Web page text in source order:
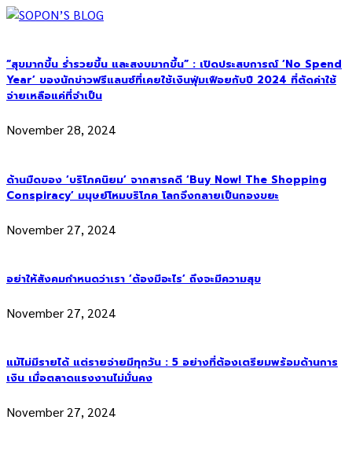
“สุขมากขึ้น ร่ำรวยขึ้น และสงบมากขึ้น” : เปิดประสบการณ์ ‘No Spend
Year’ ของนักข่าวฟรีแลนซ์ที่เคยใช้เงินฟุ่มเฟือยกับปี 2024 ที่ตัดค่าใช้
จ่ายเหลือแค่ที่จำเป็น
November 28, 2024
ด้านมืดของ ‘บริโภคนิยม’ จากสารคดี ‘Buy Now! The Shopping
Conspiracy’ มนุษย์โหมบริโภค โลกจึงกลายเป็นกองขยะ
November 27, 2024
อย่าให้สังคมกำหนดว่าเรา ‘ต้องมีอะไร’ ถึงจะมีความสุข
November 27, 2024
แม้ไม่มีรายได้ แต่รายจ่ายมีทุกวัน : 5 อย่างที่ต้องเตรียมพร้อมด้านการ
เงิน เมื่อตลาดแรงงานไม่มั่นคง
November 27, 2024